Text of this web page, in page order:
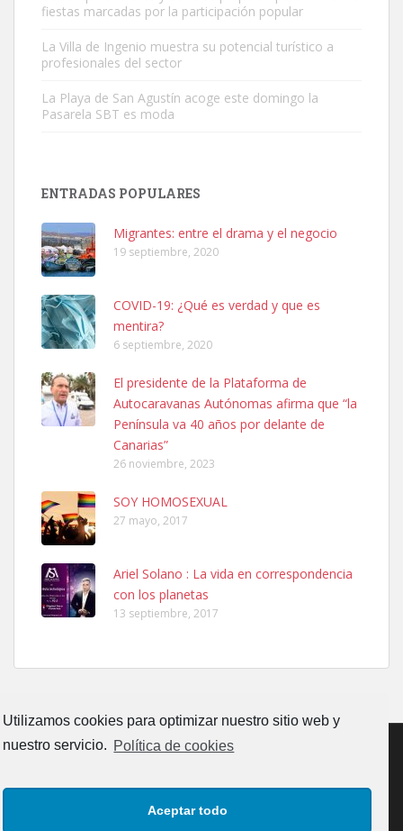
Utilizamos cookies para optimizar nuestro sitio web y
nuestro servicio. Política de cookies
Aceptar todo
Leales.org » Gran Canaria | 9.7.2025
Leales.org » Gran Canaria
SHIBA PERDIDO AVDA JOSE MESA Y LOPEZ
PERRO MACHO RAZA SHIBA CON MICROCHIP PERDIDO HOY
06/07/2025 ZONA MESA Y LOPEZ. ES MUY ASUSTADIZO
Leales.org » Gran Canaria
6.7.2025
Ninfa perdida
El día 5 se los perdió una ninfa papillera, asustada tiene miedo a la
calle, se perdió por la zon...
Adopcion
Busco casa de acogida para mi perrita ya que por temas de trabajo
fiestas marcadas por la participación popular
La Villa de Ingenio muestra su potencial turístico a
profesionales del sector
La Playa de San Agustín acoge este domingo la
Pasarela SBT es moda
ENTRADAS POPULARES
Migrantes: entre el drama y el negocio
19 septiembre, 2020
COVID-19: ¿Qué es verdad y que es
mentira?
6 septiembre, 2020
El presidente de la Plataforma de
Autocaravanas Autónomas afirma que “la
Península va 40 años por delante de
Canarias”
26 noviembre, 2023
SOY HOMOSEXUAL
27 mayo, 2017
Ariel Solano : La vida en correspondencia
con los planetas
13 septiembre, 2017